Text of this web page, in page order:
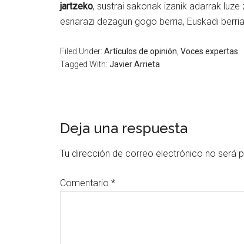
jartzeko, sustrai sakonak izanik adarrak
esnarazi dezagun gogo berria, Euskadi
Filed Under: Artículos de opinión Voces expertas
Tagged With: Javier Arrieta
Deja una respuesta
Tu dirección de correo electrónico no será
Comentario *